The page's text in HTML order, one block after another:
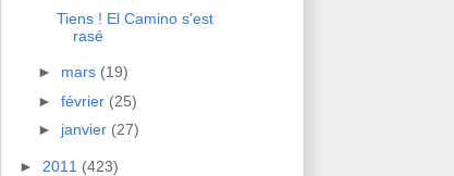
Tiens ! El Camino s'est
rasé
► mars (19)
► février (25)
► janvier (27)
► 2011 (423)